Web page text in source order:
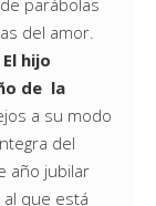
parábolas
del amor.
El hijo
de la
a su modo
del
año jubilar
que está